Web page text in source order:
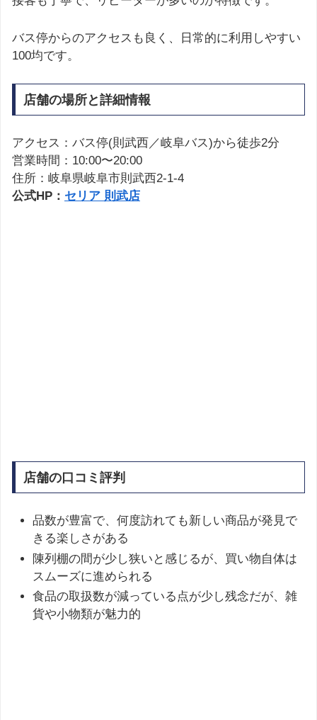
バス停からのアクセスも良く、日常的に利用しやすい
100均です。
店舗の場所と詳細情報
アクセス：バス停(則武西／岐阜バス)から徒歩2分
営業時間：10:00〜20:00
住所：岐阜県岐阜市則武西2-1-4
公式HP： セリア 則武店
店舗の口コミ評判
品数が豊富で、何度訪れても新しい商品が発見で
きる楽しさがある
陳列棚の間が少し狭いと感じるが、買い物自体は
スムーズに進められる
食品の取扱数が減っている点が少し残念だが、雑
貨や小物類が魅力的